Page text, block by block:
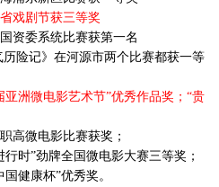
戏剧节获三等奖
资委系统比赛获第一名
险记》在河源市两个比赛都获一等
亚洲微电影艺术节”优秀作品奖；“贵
高微电影比赛获奖；
行时”劲牌全国微电影大赛三等奖；
国健康杯”优秀奖。